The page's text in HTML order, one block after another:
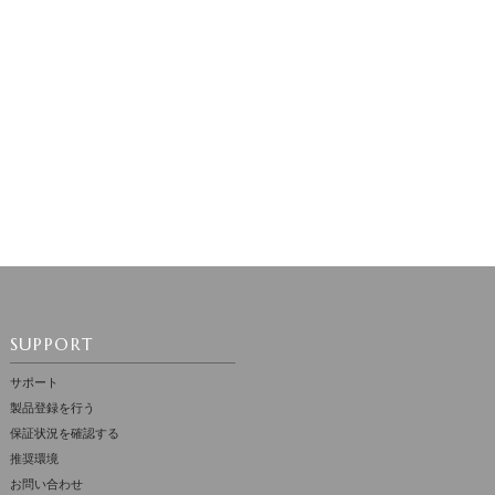
SUPPORT
サポート
製品登録を行う
保証状況を確認する
推奨環境
お問い合わせ